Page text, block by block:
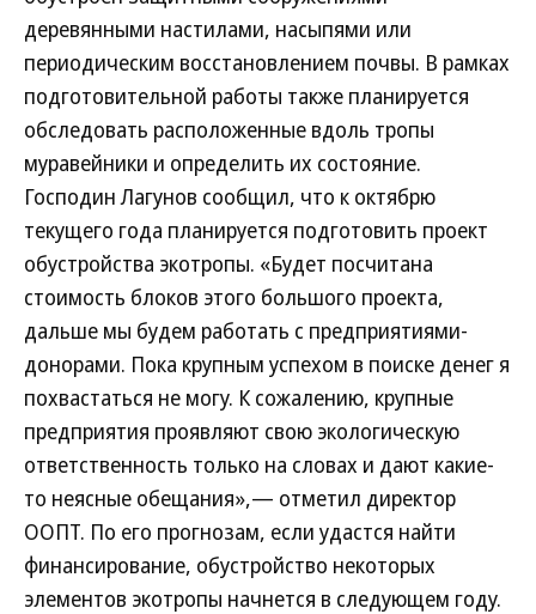
деревянными настилами, насыпями или
периодическим восстановлением почвы. В рамках
подготовительной работы также планируется
обследовать расположенные вдоль тропы
муравейники и определить их состояние.
Господин Лагунов сообщил, что к октябрю
текущего года планируется подготовить проект
обустройства экотропы. «Будет посчитана
стоимость блоков этого большого проекта,
дальше мы будем работать с предприятиями-
донорами. Пока крупным успехом в поиске денег я
похвастаться не могу. К сожалению, крупные
предприятия проявляют свою экологическую
ответственность только на словах и дают какие-
то неясные обещания»,— отметил директор
ООПТ. По его прогнозам, если удастся найти
финансирование, обустройство некоторых
элементов экотропы начнется в следующем году.